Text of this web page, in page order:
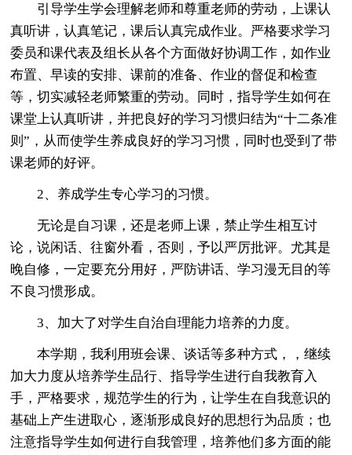
引导学生学会理解老师和尊重老师的劳动，上课认
真听讲，认真笔记，课后认真完成作业。严格要求学习
委员和课代表及组长从各个方面做好协调工作，如作业
布置、早读的安排、课前的准备、作业的督促和检查
等，切实减轻老师繁重的劳动。同时，指导学生如何在
课堂上认真听讲，并把良好的学习习惯归结为“十二条准
则”，从而使学生养成良好的学习习惯，同时也受到了带
课老师的好评。
2、养成学生专心学习的习惯。
无论是自习课，还是老师上课，禁止学生相互讨
论，说闲话、往窗外看，否则，予以严厉批评。尤其是
晚自修，一定要充分用好，严防讲话、学习漫无目的等
不良习惯形成。
3、加大了对学生自治自理能力培养的力度。
本学期，我利用班会课、谈话等多种方式，，继续
加大力度从培养学生品行、指导学生进行自我教育入
手，严格要求，规范学生的行为，让学生在自我意识的
基础上产生进取心，逐渐形成良好的思想行为品质；也
注意指导学生如何进行自我管理，培养他们多方面的能